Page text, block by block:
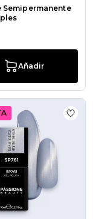
Semipermanente
Añadir
de deseos Esmalte